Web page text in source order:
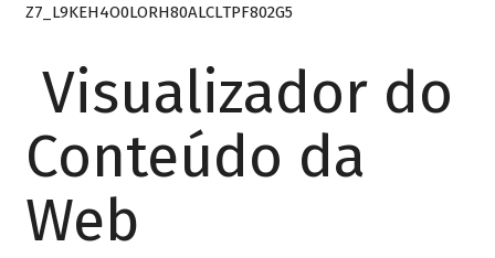
Z7_L9KEH4O0LORH80ALCLTPF802G5
Visualizador do
Conteúdo da
Web